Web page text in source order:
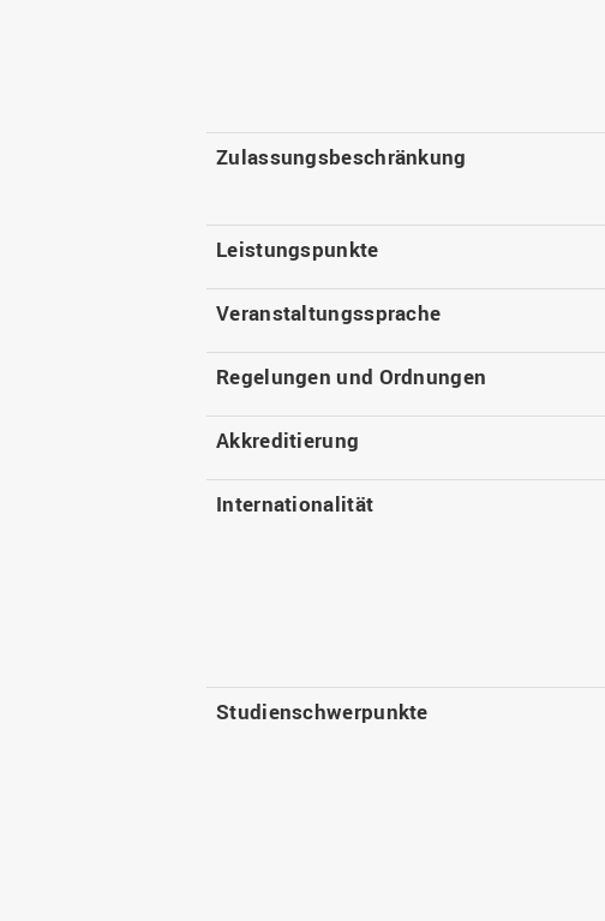
Zulassungsbeschränkung
Leistungspunkte
Veranstaltungssprache
Regelungen und Ordnungen
Akkreditierung
Internationalität
Studienschwerpunkte